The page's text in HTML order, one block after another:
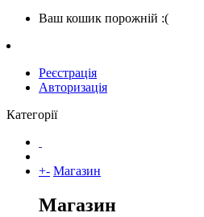
Ваш кошик порожній :(
Реєстрація
Авторизація
Категорії
+- Магазин
Магазин